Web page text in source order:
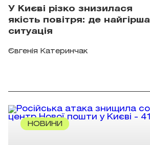
У Києві різко знизилася
якість повітря: де найгірша
ситуація
Євгенія Катеринчак
НОВИНИ